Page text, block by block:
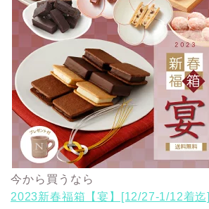
今から買うなら
2023新春福箱【宴】[12/27-1/12着迄]